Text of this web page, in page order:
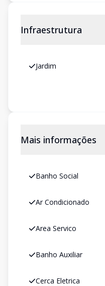
Infraestrutura
Jardim
Mais informações
Banho Social
Ar Condicionado
Area Servico
Banho Auxiliar
Cerca Eletrica